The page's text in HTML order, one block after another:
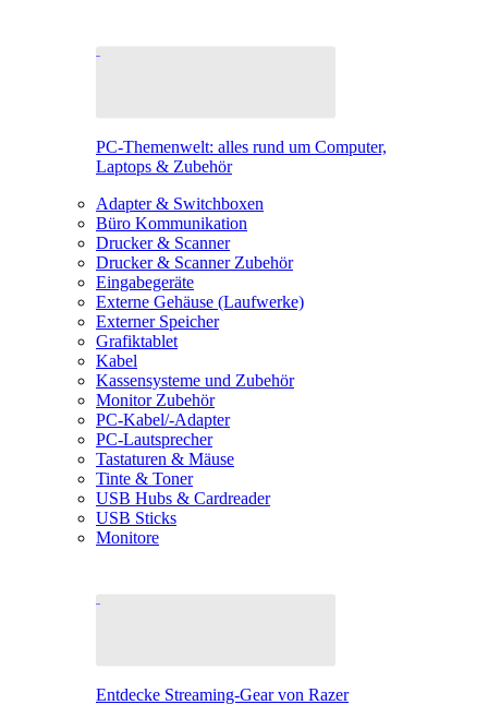
PC-Themenwelt: alles rund um Computer,
Laptops & Zubehör
Adapter & Switchboxen
Büro Kommunikation
Drucker & Scanner
Drucker & Scanner Zubehör
Eingabegeräte
Externe Gehäuse (Laufwerke)
Externer Speicher
Grafiktablet
Kabel
Kassensysteme und Zubehör
Monitor Zubehör
PC-Kabel/-Adapter
PC-Lautsprecher
Tastaturen & Mäuse
Tinte & Toner
USB Hubs & Cardreader
USB Sticks
Monitore
Entdecke Streaming-Gear von Razer